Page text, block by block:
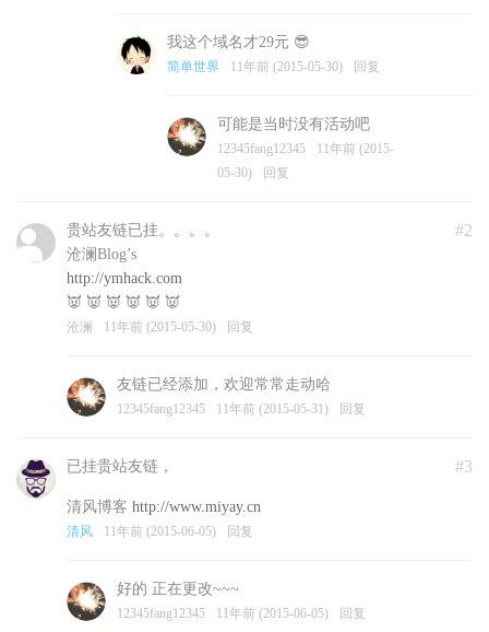
我这个域名才29元 😎
简单世界 11年前 (2015-05-30) 回复
可能是当时没有活动吧
12345fang12345
11年前 (2015-
05-30)
回复
#2
贵站友链已挂。。。。
沧澜Blog’s
http://ymhack.com
👿 👿 👿 👿 👿 👿
沧澜 11年前 (2015-05-30) 回复
友链已经添加，欢迎常常走动哈
12345fang12345 11年前 (2015-05-31) 回复
#3
已挂贵站友链，
清风博客 http://www.miyay.cn
清风 11年前 (2015-06-05) 回复
好的 正在更改~~~
12345fang12345 11年前 (2015-06-05) 回复